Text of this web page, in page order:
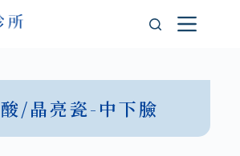
/晶亮瓷-中下臉